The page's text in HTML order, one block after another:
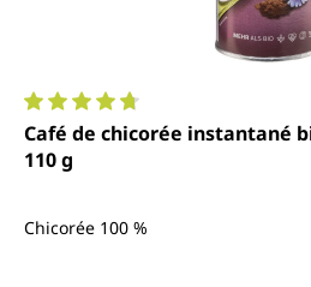
Note moyenne de 4.8 sur 5
Café de chicorée instantané
110 g
Chicorée 100 %